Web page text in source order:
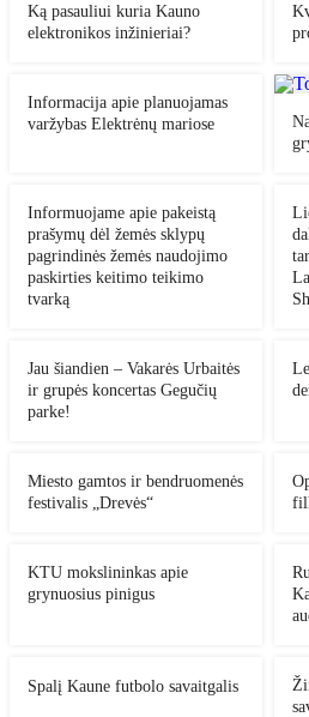
Ką pasauliui kuria Kauno
elektronikos inžinieriai?
Informacija apie planuojamas
varžybas Elektrėnų mariose
Informuojame apie pakeistą
prašymų dėl žemės sklypų
pagrindinės žemės naudojimo
paskirties keitimo teikimo
tvarką
Jau šiandien – Vakarės Urbaitės
ir grupės koncertas Gegučių
parke!
Miesto gamtos ir bendruomenės
festivalis „Drevės“
KTU mokslininkas apie
grynuosius pinigus
Spalį Kaune futbolo savaitgalis